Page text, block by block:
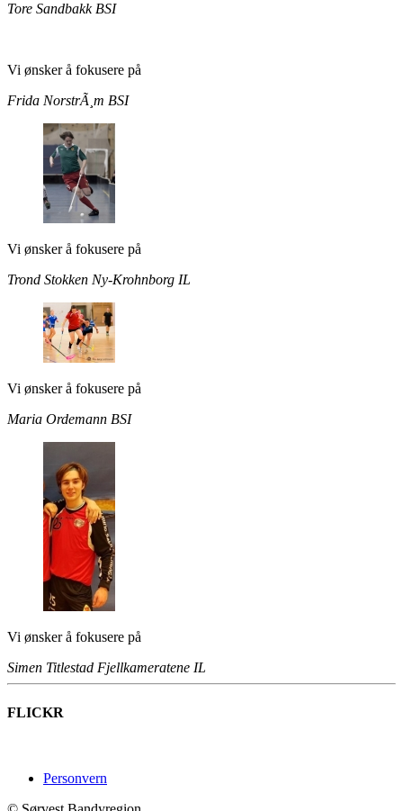
Tore Sandbakk BSI
Vi ønsker å fokusere på
Frida NorstrÃ¸m BSI
Vi ønsker å fokusere på
Trond Stokken Ny-Krohnborg IL
Vi ønsker å fokusere på
Maria Ordemann BSI
Vi ønsker å fokusere på
Simen Titlestad Fjellkameratene IL
FLICKR
Personvern